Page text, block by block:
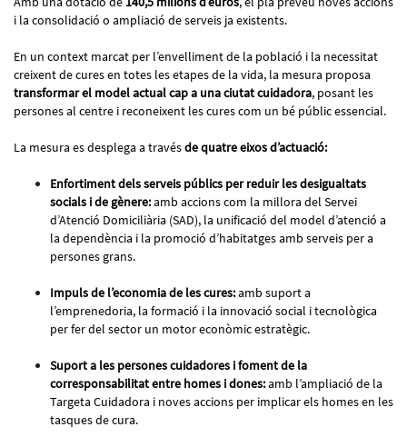
i la consolidació o ampliació de serveis ja existents.
En un context marcat per l’envelliment de la població i la necessitat
creixent de cures en totes les etapes de la vida, la mesura proposa
transformar el model actual cap a una ciutat cuidadora, posant les
persones al centre i reconeixent les cures com un bé públic essencial.
La mesura es desplega a travésde quatre eixos d’actuació:
Enfortiment dels serveis públics per reduir les desigualtats
socials i de gènere:amb accions com la millora del Servei
d’Atenció Domiciliària (SAD), la unificació del model d’atenció a
la dependència i la promoció d’habitatges amb serveis per a
persones grans.
Impuls de l’economia de les cures:amb suport a
l’emprenedoria, la formació i la innovació social i tecnològica
per fer del sector un motor econòmic estratègic.
Suport a les persones cuidadores i foment de la
corresponsabilitat entre homes i dones:amb l’ampliació de la
Targeta Cuidadora i noves accions per implicar els homes en les
tasques de cura.